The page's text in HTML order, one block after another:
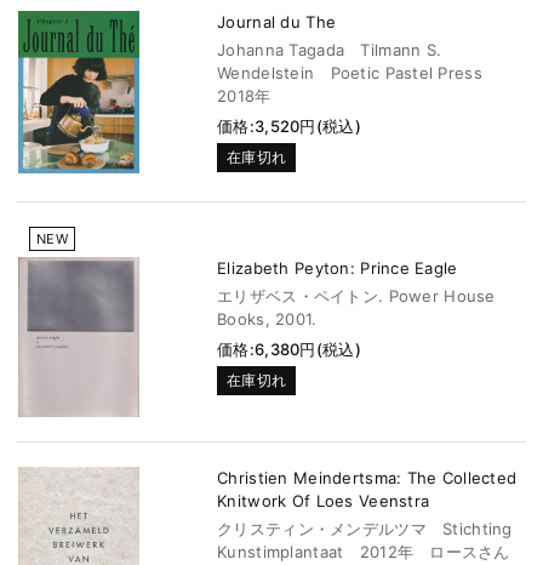
Journal du The
Johanna Tagada Tilmann S.
Wendelstein Poetic Pastel Press
2018年
価格:3,520円(税込)
在庫切れ
NEW
Elizabeth Peyton: Prince Eagle
エリザベス・ペイトン. Power House
Books, 2001.
価格:6,380円(税込)
在庫切れ
Christien Meindertsma: The Collected
Knitwork Of Loes Veenstra
クリスティン・メンデルツマ Stichting
Kunstimplantaat 2012年 ロースさん